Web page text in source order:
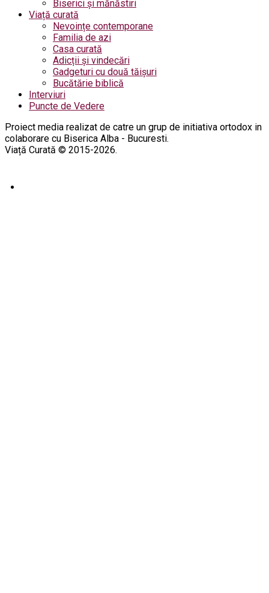
Biserici și mănăstiri
Viață curată
Nevoințe contemporane
Familia de azi
Casa curată
Adicții și vindecări
Gadgeturi cu două tăișuri
Bucătărie biblică
Interviuri
Puncte de Vedere
Proiect media realizat de catre un grup de initiativa ortodox in
colaborare cu Biserica Alba - Bucuresti.
Viață Curată © 2015-2026.